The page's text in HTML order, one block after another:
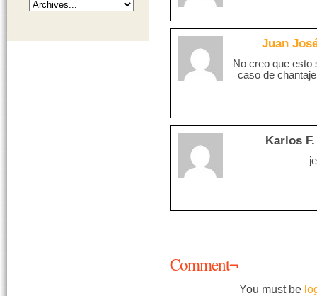
Juan
No creo que esto
caso de
Karlos F.
Comment¬
You must be